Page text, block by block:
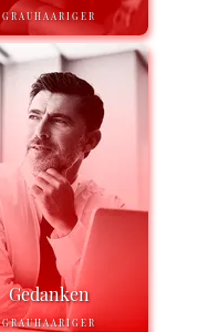
GRAUHAARIGER
Gedanken
GRAUHAARIGER